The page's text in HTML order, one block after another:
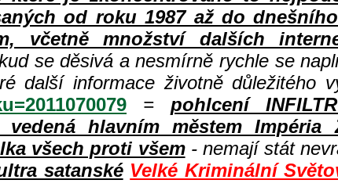
od roku 1987 až do
včetně množství dalších
se děsivá a nesmírně rychle se
další informace životně důležitého
= pohlcení
vedená hlavním městem
všech proti všem- nemají stát
satanské Velké Kriminální